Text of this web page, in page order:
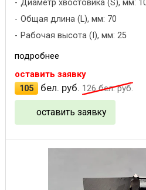
Диаметр хвостовика (S), мм:
Общая длина (L), мм: 70
Рабочая высота (I), мм: 25
подробнее
оставить заявку
105
бел. руб. 126бел. руб.
оставить заявку